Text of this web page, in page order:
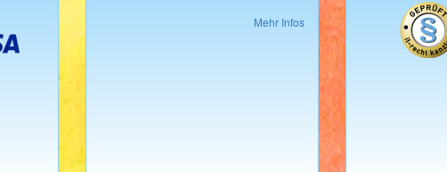
Mehr Infos